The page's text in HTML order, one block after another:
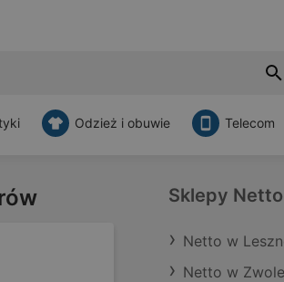
Odzież i obuwie Telecom
Sklepy
Netto w
Netto w